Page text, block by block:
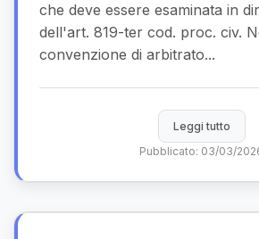
che deve essere esaminata in
dell'art. 819-ter cod. proc. civ.
convenzione di arbitrato...
Leggi tutto
Pubblicato: 03/03/